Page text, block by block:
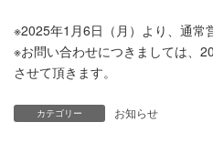
※2025年1月6日（月）より、通常
※お問い合わせにつきましては、
させて頂きます。
カテゴリー お知らせ